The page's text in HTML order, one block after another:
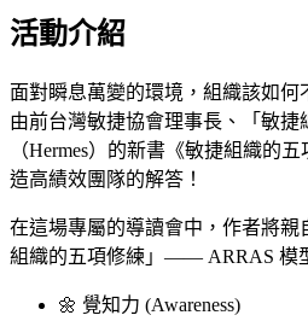
活動介紹
面對瞬息萬變的環境，組織該如何
由前台灣敏捷協會理事長、「敏捷
（Hermes）的新書《敏捷組織的
造高績效團隊的解答！
在這場專屬的導讀會中，作者將
組織的五項修練」—— ARRAS 模
🌼 覺知力 (Awareness)